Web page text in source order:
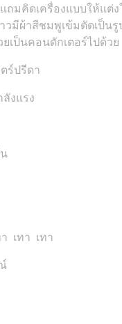
แถมคิดเครื่องแบบให้
าวมีผ้าสีชมพูเข้มตัด
เป็นคอนดักเตอร์ไปด้ว
ร์ปรีดา
กำลังแรง
มาชม
าไม่หวั่น
ว่าแ
า เทา เทา เทา
อนไม่